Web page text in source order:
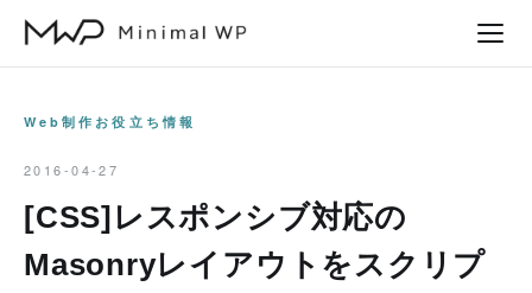
Web制作お役立ち情報
2016-04-27
[CSS]レスポンシブ対応の
Masonryレイアウトをスクリプ